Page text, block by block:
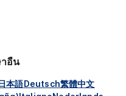
อื่น
本語Deutsch繁體中文